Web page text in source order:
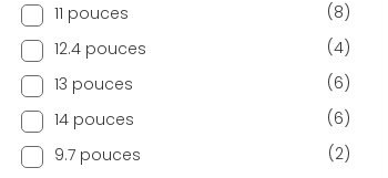
11 pouces
(8)
12.4 pouces
(4)
13 pouces
(6)
14 pouces
(6)
9.7 pouces
(2)